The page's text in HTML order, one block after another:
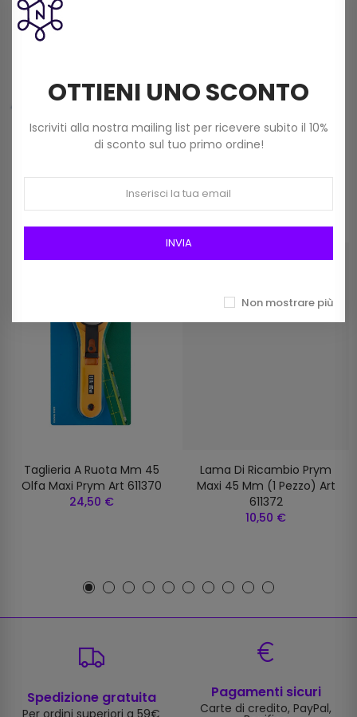
12,00 €
Prodotti della stessa categoria
Taglieria A Ruota Mm 45
Olfa Maxi Prym Art 611370
24,50 €
Lama Di Ricambio Prym
Maxi 45 Mm (1 Pezzo) Art
611372
10,50 €
Spedizione gratuita
Per ordini superiori a 59€
Pagamenti sicuri
Carte di credito, PayPal,
OTTIENI UNO SCONTO
Iscriviti alla nostra mailing list per ricevere subito il 10%
di sconto sul tuo primo ordine!
INVIA
Non mostrare più